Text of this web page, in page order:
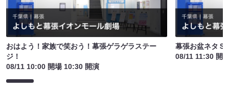
おはよう！家族で笑おう！幕張ゲラゲラステー
ジ！
08/11 10:00 開場 10:30 開演
幕張お盆ネタＳ
08/11 11:30 開